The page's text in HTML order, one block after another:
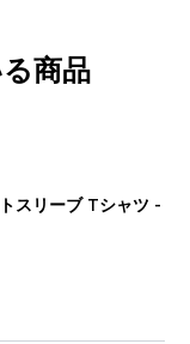
商品
スリーブ Tシャツ -